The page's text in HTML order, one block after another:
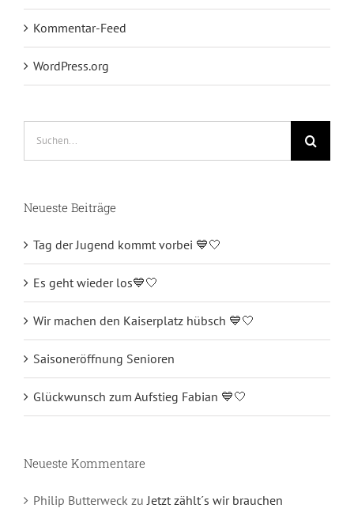
Kommentar-Feed
WordPress.org
Neueste Beiträge
Tag der Jugend kommt vorbei 💙🤍
Es geht wieder los💙🤍
Wir machen den Kaiserplatz hübsch 💙🤍
Saisoneröffnung Senioren
Glückwunsch zum Aufstieg Fabian 💙🤍
Neueste Kommentare
Philip Butterweck zu Jetzt zählt´s wir brauchen